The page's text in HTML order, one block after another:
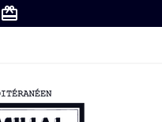
card_giftcard